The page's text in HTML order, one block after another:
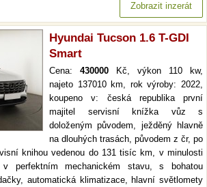
Zobrazit inzerát
Hyundai Tucson 1.6 T-GDI
Smart
Cena: 430000 Kč, výkon 110 kw,
najeto 137010 km, rok výroby: 2022,
koupeno v: česká republika první
majitel servisní knížka vůz s
doloženým původem, ježděný hlavně
na dlouhých trasách, původem z čr, po
knihou vedenou do 131 tisíc km, v minulosti
perfektním mechanickém stavu, s bohatou
automatická klimatizace, hlavní světlomety